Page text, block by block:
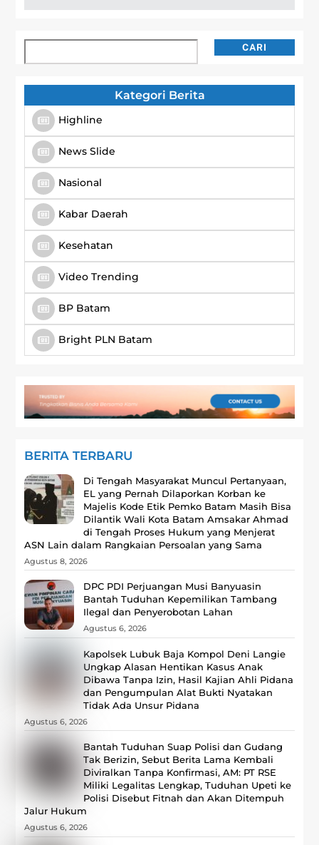
CARI
Kategori Berita
Highline
News Slide
Nasional
Kabar Daerah
Kesehatan
Video Trending
BP Batam
Bright PLN Batam
BERITA TERBARU
Di Tengah Masyarakat Muncul Pertanyaan,
EL yang Pernah Dilaporkan Korban ke
Majelis Kode Etik Pemko Batam Masih Bisa
Dilantik Wali Kota Batam Amsakar Ahmad
di Tengah Proses Hukum yang Menjerat
ASN Lain dalam Rangkaian Persoalan yang Sama
Agustus 8, 2026
DPC PDI Perjuangan Musi Banyuasin
Bantah Tuduhan Kepemilikan Tambang
Ilegal dan Penyerobotan Lahan
Agustus 6, 2026
Kapolsek Lubuk Baja Kompol Deni Langie
Ungkap Alasan Hentikan Kasus Anak
Dibawa Tanpa Izin, Hasil Kajian Ahli Pidana
dan Pengumpulan Alat Bukti Nyatakan
Tidak Ada Unsur Pidana
Agustus 6, 2026
Bantah Tuduhan Suap Polisi dan Gudang
Tak Berizin, Sebut Berita Lama Kembali
Diviralkan Tanpa Konfirmasi, ‎AM: PT RSE
Miliki Legalitas Lengkap, Tuduhan Upeti ke
Polisi Disebut Fitnah dan Akan Ditempuh
Jalur Hukum
Agustus 6, 2026